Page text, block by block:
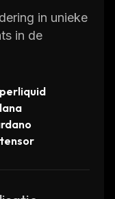
in unieke
in de